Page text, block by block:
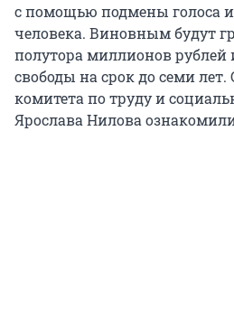
с помощью подмены голоса
человека. Виновным будут
полутора миллионов
свободы на срок до семи
комитета по труду и
Ярослава Нилова